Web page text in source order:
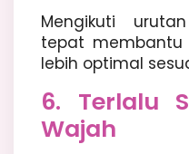
Mengikuti
tepat membantu
lebih optimal
6. Terlalu
Wajah